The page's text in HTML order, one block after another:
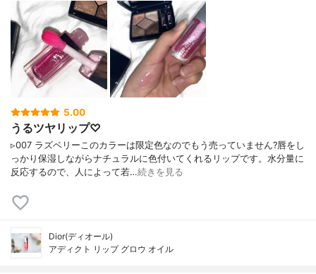
5.00
うるツヤリップ♡
▹007 ラズベリーこのカラーは限定色なのでもう売っていません?唇をし
っかり保湿しながらナチュラルに色付いてくれるリップです。水分量に
反応するので、人によって若…続きを見る
Dior(ディオール)
アディクト リップ グロウ オイル